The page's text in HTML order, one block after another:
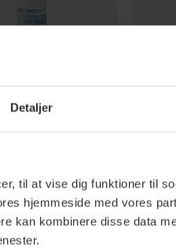
Detaljer
til at vise dig funktioner til
hjemmeside med vores
kan kombinere disse data
Vandfilter M BWT